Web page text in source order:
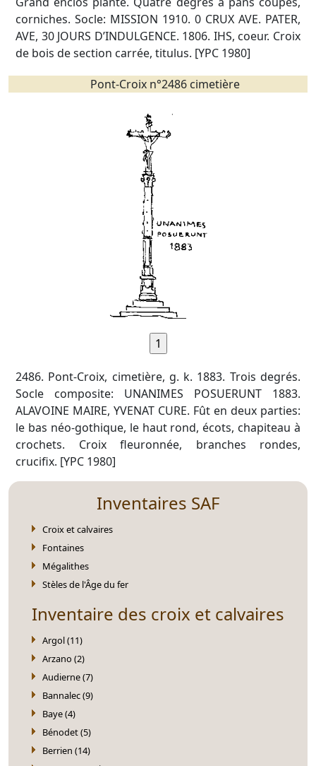
corniches. Socle: MISSION 1910. 0 CRUX AVE. PATER,
AVE, 30 JOURS D’INDULGENCE. 1806. IHS, coeur. Croix
de bois de section carrée, titulus. [YPC 1980]
Pont-Croix n°2486 cimetière
2486. Pont-Croix, cimetière, g. k. 1883. Trois degrés.
Socle composite: UNANIMES POSUERUNT 1883.
ALAVOINE MAIRE, YVENAT CURE. Fût en deux parties:
le bas néo-gothique, le haut rond, écots, chapiteau à
crochets. Croix fleuronnée, branches rondes,
crucifix. [YPC 1980]
Inventaires SAF
Croix et calvaires
Fontaines
Mégalithes
Stèles de l'Âge du fer
Inventaire des croix et calvaires
Argol (11)
Arzano (2)
Audierne (7)
Bannalec (9)
Baye (4)
Bénodet (5)
Berrien (14)